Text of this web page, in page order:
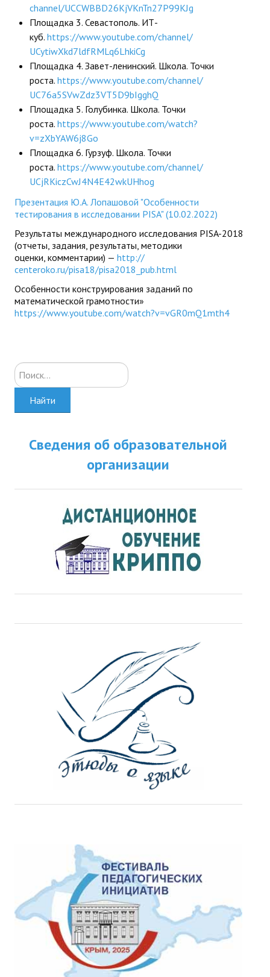
channel/UCCWBBD26KjVKnTn27P99KJg
Площадка 3. Севастополь. ИТ-
куб. https://www.youtube.com/channel/
UCytiwXkd7ldfRMLq6LhkiCg
Площадка 4. Завет-ленинский. Школа. Точки
роста. https://www.youtube.com/channel/
UC76a5SVwZdz3VT5D9bIgghQ
Площадка 5. Голубинка. Школа. Точки
роста. https://www.youtube.com/watch?
v=zXbYAW6j8Go
Площадка 6. Гурзуф. Школа. Точки
роста. https://www.youtube.com/channel/
UCjRKiczCwJ4N4E42wkUHhog
Презентация Ю.А. Лопашовой "Особенности
тестирования в исследовании PISA" (10.02.2022)
Результаты международного исследования PISA-2018
(отчеты, задания, результаты, методики
оценки, комментарии) — http://
centeroko.ru/pisa18/pisa2018_ pub.html
Особенности конструирования заданий по
математической грамотности»
https://www.youtube.com/watch?v=vGR0mQ1mth4
Искать...
Найти
Сведения об образовательной
организации